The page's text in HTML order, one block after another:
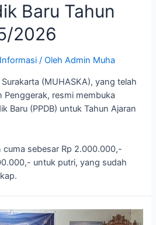
Baru Tahun
2026
Informasi / OlehAdmin Muha
(MUHASKA), yang telah
Penggerak, resmi membuka
Baru (PPDB) untuk Tahun Ajaran
cuma sebesar Rp 2.000.000,-
untuk putri, yang sudah